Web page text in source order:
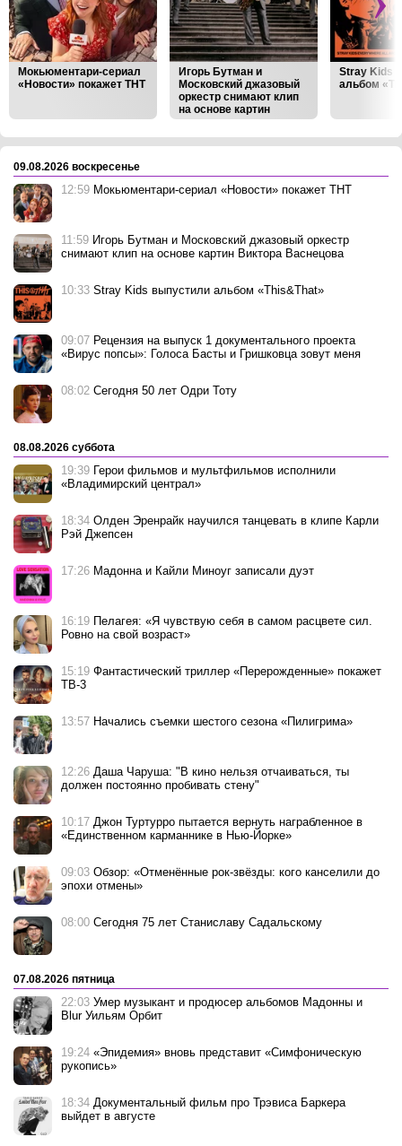
Мокьюментари-сериал
«Новости» покажет ТНТ
Игорь Бутман и
Московский джазовый
оркестр снимают клип
на основе картин
Виктора Васнецова
Stray Kids
альбом
09.08.2026 воскресенье
12:59 Мокьюментари-сериал «Новости» покажет ТНТ
11:59 Игорь Бутман и Московский джазовый оркестр
снимают клип на основе картин Виктора Васнецова
10:33 Stray Kids выпустили альбом «This&That»
09:07 Рецензия на выпуск 1 документального проекта
«Вирус попсы»: Голоса Басты и Гришковца зовут меня
08:02 Сегодня 50 лет Одри Тоту
08.08.2026 суббота
19:39 Герои фильмов и мультфильмов исполнили
«Владимирский централ»
18:34 Олден Эренрайк научился танцевать в клипе Карли
Рэй Джепсен
17:26 Мадонна и Кайли Миноуг записали дуэт
16:19 Пелагея: «Я чувствую себя в самом расцвете сил.
Ровно на свой возраст»
15:19 Фантастический триллер «Перерожденные» покажет
ТВ-3
13:57 Начались съемки шестого сезона «Пилигрима»
12:26 Даша Чаруша: "В кино нельзя отчаиваться, ты
должен постоянно пробивать стену"
10:17 Джон Туртурро пытается вернуть награбленное в
«Единственном карманнике в Нью-Йорке»
09:03 Обзор: «Отменённые рок-звёзды: кого канселили до
эпохи отмены»
08:00 Сегодня 75 лет Станиславу Садальскому
07.08.2026 пятница
22:03 Умер музыкант и продюсер альбомов Мадонны и
Blur Уильям Орбит
19:24 «Эпидемия» вновь представит «Симфоническую
рукопись»
18:34 Документальный фильм про Трэвиса Баркера
выйдет в августе